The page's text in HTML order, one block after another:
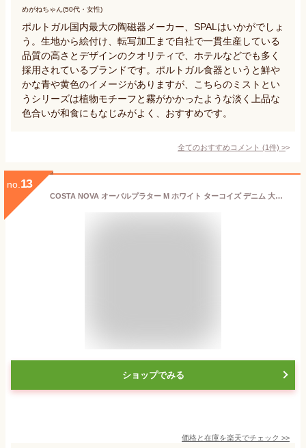
めがねちゃん(50代・女性)
ポルトガル国内最大の陶磁器メーカー、SPALはいかがでしょ
う。生地から絵付け、転写加工まで自社で一貫生産している
品質の高さとデザインのクオリティで、ホテルなどでも多く
採用されているブランドです。ポルトガル食器というと鮮や
かな青や黄色のイメージがありますが、こちらのミストとい
うシリーズは植物モチーフと霧がかかったような淡く上品な
色合いが和食にもなじみがよく、おすすめです。
全てのおすすめコメント (1件) >
no. 13
COSTA NOVA オーバルプラター M ホワイト ターコイズ デニム 大皿 盛り皿 ポルトガル製 コスタノバ
ショップでみる
価格と在庫を楽天でチェック >>